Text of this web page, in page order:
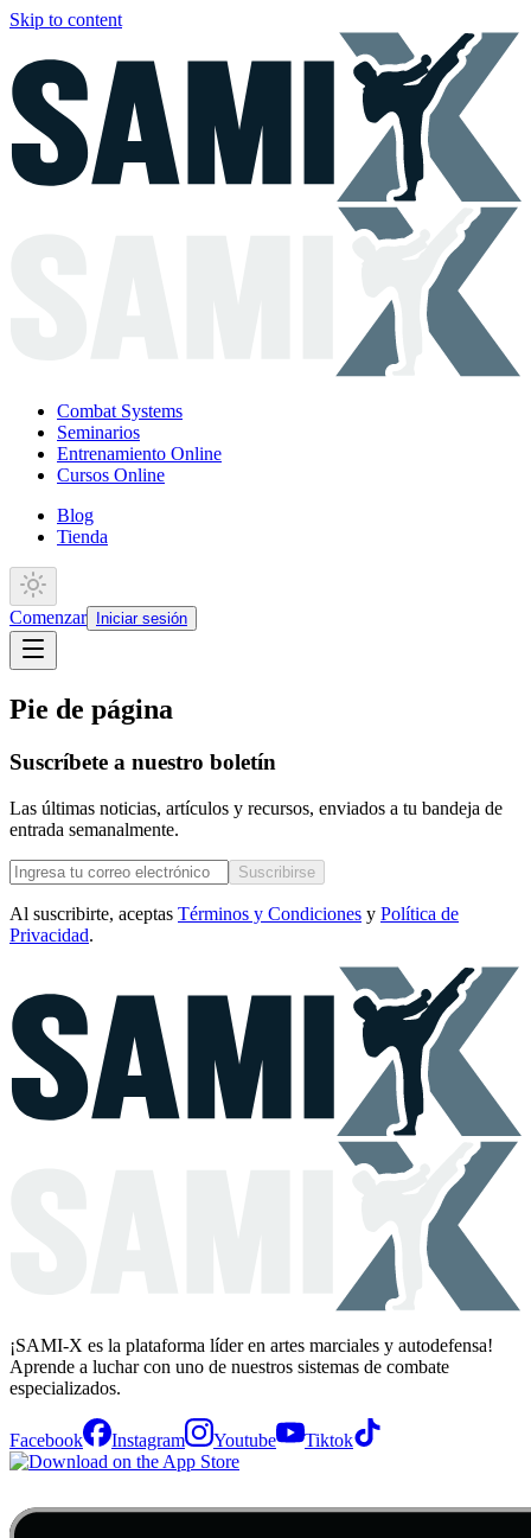
Skip to content
Combat Systems
Seminarios
Entrenamiento Online
Cursos Online
Blog
Tienda
Comenzar Iniciar sesión
Pie de página
Suscríbete a nuestro boletín
Las últimas noticias, artículos y recursos, enviados a tu bandeja de
entrada semanalmente.
Suscribirse
Al suscribirte, aceptas Términos y Condiciones y Política de
Privacidad.
¡SAMI-X es la plataforma líder en artes marciales y autodefensa!
Aprende a luchar con uno de nuestros sistemas de combate
especializados.
Facebook Instagram Youtube Tiktok